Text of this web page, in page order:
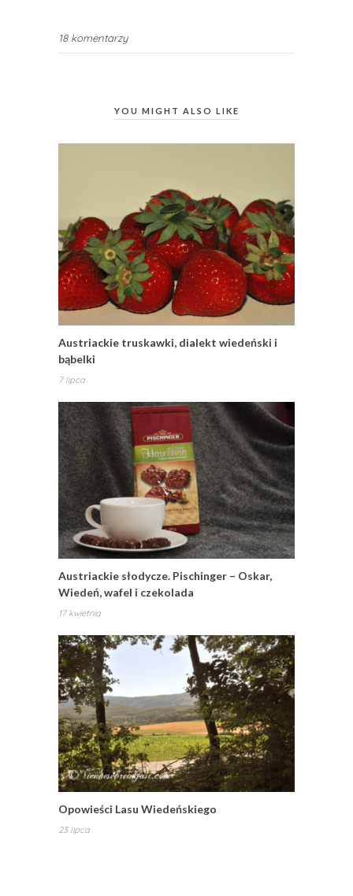
18 komentarzy
YOU MIGHT ALSO LIKE
Austriackie truskawki, dialekt wiedeński i
bąbelki
7 lipca
Austriackie słodycze. Pischinger – Oskar,
Wiedeń, wafel i czekolada
17 kwietnia
Opowieści Lasu Wiedeńskiego
23 lipca